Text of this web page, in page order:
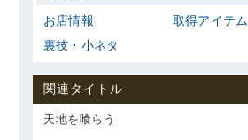
お店情報
取得アイテム
裏技・小ネタ
関連タイトル
天地を喰らう